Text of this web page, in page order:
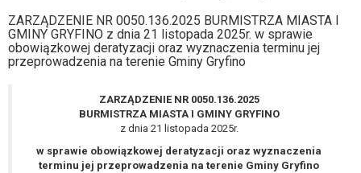
ZARZĄDZENIE NR 0050.136.2025 BURMISTRZA MIASTA I
GMINY GRYFINO z dnia 21 listopada 2025r. w sprawie
obowiązkowej deratyzacji oraz wyznaczenia terminu jej
przeprowadzenia na terenie Gminy Gryfino
ZARZĄDZENIE NR 0050.136.2025
BURMISTRZA MIASTA I GMINY GRYFINO
z dnia 21 listopada 2025r.
w sprawie obowiązkowej deratyzacji oraz wyznaczenia
terminu jej przeprowadzenia na terenie Gminy Gryfino
prawo sprzeciwu wobec przetwarzania
danych na podstawie art. 21 RODO, wobec
przetwarzania danych osobowych, którego
niezbędność przetwarzania do
wykonania zadania realizowanego w
interesie publicznym lub w ramach
sprawowania władzy publicznej
powierzonej administratorowi bądź